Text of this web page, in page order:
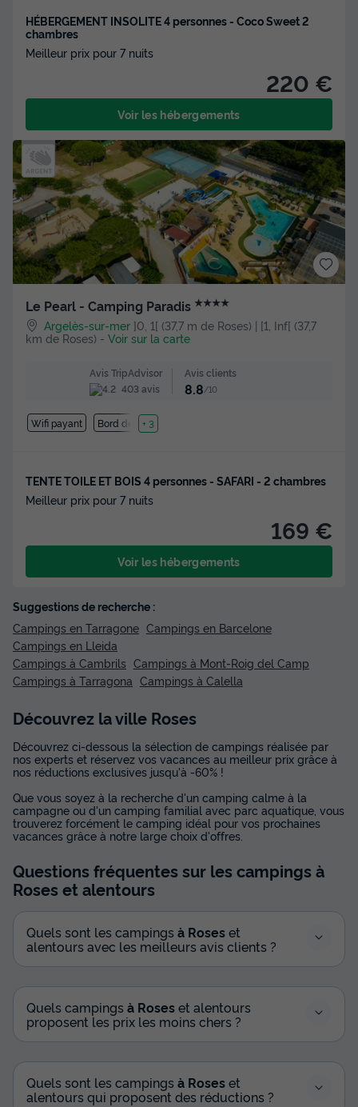
HÉBERGEMENT INSOLITE 4 personnes - Coco Sweet 2
chambres
Meilleur prix pour 7 nuits
220 €
Voir les hébergements
Le Pearl - Camping Paradis ★★★★
Argelès-sur-mer ]0, 1[ (37,7 m de Roses) | [1, Inf[ (37,7
km de Roses) - Voir sur la carte
Avis TripAdvisor
403 avis
Avis clients
8.8/10
Wifi payant Bord de mer
+ 3
TENTE TOILE ET BOIS 4 personnes - SAFARI - 2 chambres
Meilleur prix pour 7 nuits
169 €
Voir les hébergements
Suggestions de recherche :
Campings en Tarragone Campings en Barcelone
Campings en Lleida
Campings à Cambrils Campings à Mont-Roig del Camp
Campings à Tarragona Campings à Calella
Découvrez la ville Roses
Découvrez ci-dessous la sélection de campings réalisée par
nos experts et réservez vos vacances au meilleur prix grâce à
nos réductions exclusives jusqu'à -60% !
Que vous soyez à la recherche d'un camping calme à la
campagne ou d'un camping familial avec parc aquatique, vous
trouverez forcément le camping idéal pour vos prochaines
vacances grâce à notre large choix d'offres.
Questions fréquentes sur les campings à
Roses et alentours
Quels sont les campings à Roseset
alentours avec les meilleurs avis clients ?
Quels campings à Roseset alentours
proposent les prix les moins chers ?
Quels sont les campings à Roseset
alentours qui proposent des réductions ?